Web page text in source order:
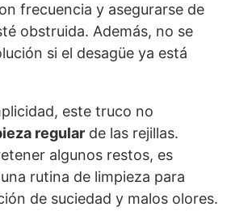
frecuencia y asegurarse de
obstruida. Además, no se
si el desagüe ya está
este truco no
regular de las rejillas.
algunos restos, es
rutina de limpieza para
de suciedad y malos olores.